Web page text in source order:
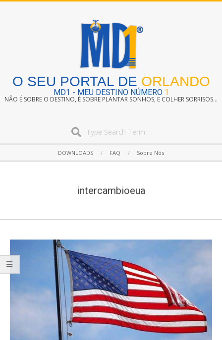
O SEU PORTAL DE ORLANDO
MD1 - MEU DESTINO NÚMERO 1
NÃO É SOBRE O DESTINO, É SOBRE PLANTAR SONHOS, E COLHER SORRISOS...
Navigation
DOWNLOADS FAQ Sobre Nós
intercambioeua